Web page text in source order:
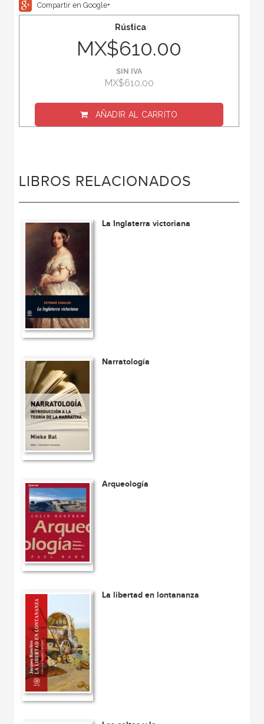
Compartir en Google+
Rústica
MX$610.00
SIN IVA
MX$610.00
AÑADIR AL CARRITO
LIBROS RELACIONADOS
La Inglaterra victoriana
Narratología
Arqueología
La libertad en lontananza